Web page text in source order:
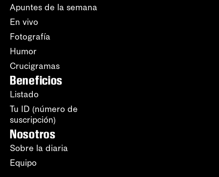
Apuntes de la semana
En vivo
Fotografía
Humor
Crucigramas
Beneficios
Listado
Tu ID (número de
suscripción)
Nosotros
Sobre la diaria
Equipo